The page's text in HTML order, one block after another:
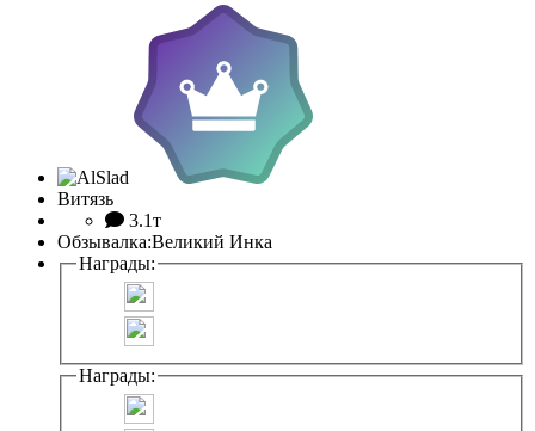
Витязь
3.1т
Обзывалка:Великий Инка
Награды:
Награды: